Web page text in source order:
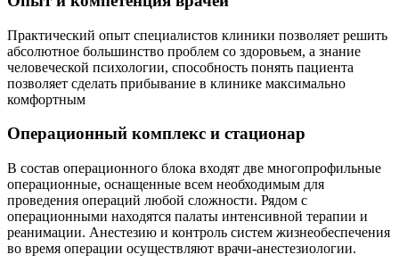
Практический опыт специалистов клиники позволяет решить
абсолютное большинство проблем со здоровьем, а знание
человеческой психологии, способность понять пациента
позволяет сделать прибывание в клинике максимально
комфортным
Операционный комплекс и стационар
В состав операционного блока входят две многопрофильные
операционные, оснащенные всем необходимым для
проведения операций любой сложности. Рядом с
операционными находятся палаты интенсивной терапии и
реанимации. Анестезию и контроль систем жизнеобеспечения
во время операции осуществляют врачи-анестезиологии.